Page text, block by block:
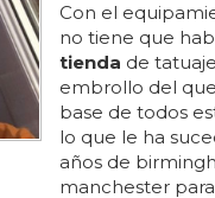
Con el
no tiene que
tienda de
embrollo del
base de todos
lo que le ha
años de
manchester